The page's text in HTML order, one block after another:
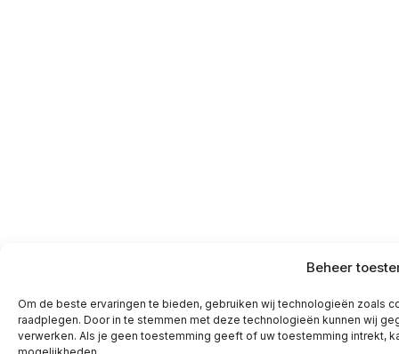
Beheer
Om de beste ervaringen te bieden, gebruiken wij technologieën zoals
raadplegen. Door in te stemmen met deze technologieën kunnen wij
verwerken. Als je geen toestemming geeft of uw toestemming intrekt,